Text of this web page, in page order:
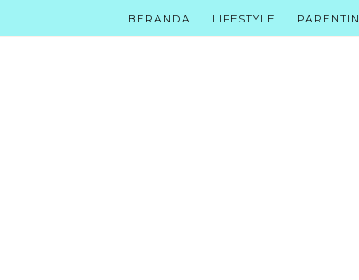
BERANDA LIFESTYLE